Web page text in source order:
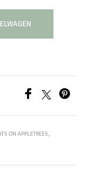
ON APPLETREES,